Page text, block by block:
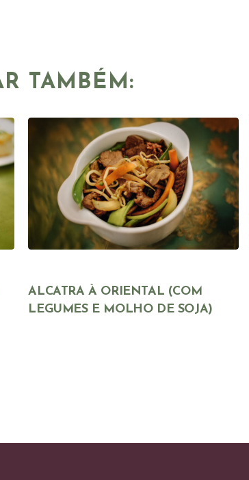
TAMBÉM:
ALCATRA À ORIENTAL (COM
LEGUMES E MOLHO DE SOJA)